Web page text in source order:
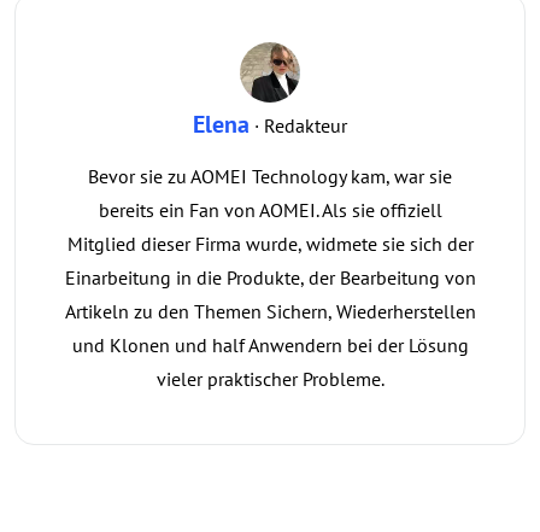
Elena · Redakteur
Bevor sie zu AOMEI Technology kam, war sie
bereits ein Fan von AOMEI. Als sie offiziell
Mitglied dieser Firma wurde, widmete sie sich der
Einarbeitung in die Produkte, der Bearbeitung von
Artikeln zu den Themen Sichern, Wiederherstellen
und Klonen und half Anwendern bei der Lösung
vieler praktischer Probleme.